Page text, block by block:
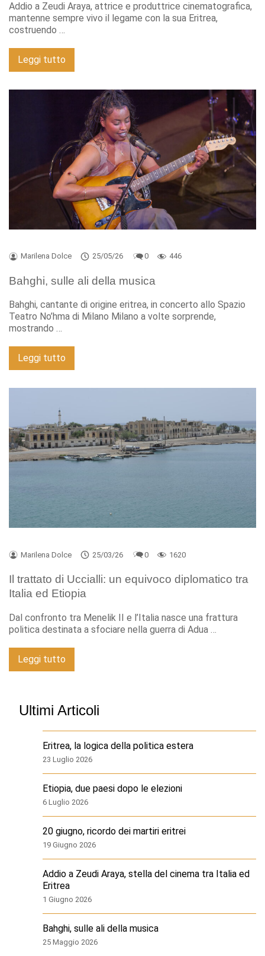
Addio a Zeudi Araya, attrice e produttrice cinematografica,
mantenne sempre vivo il legame con la sua Eritrea,
costruendo …
Leggi tutto
Marilena Dolce 25/05/26 0 446
Bahghi, sulle ali della musica
Bahghi, cantante di origine eritrea, in concerto allo Spazio
Teatro No’hma di Milano Milano a volte sorprende,
mostrando …
Leggi tutto
Marilena Dolce 25/03/26 0 1620
Il trattato di Uccialli: un equivoco diplomatico tra
Italia ed Etiopia
Dal confronto tra Menelik II e l’Italia nasce una frattura
politica destinata a sfociare nella guerra di Adua …
Leggi tutto
Ultimi Articoli
Eritrea, la logica della politica estera
23 Luglio 2026
Etiopia, due paesi dopo le elezioni
6 Luglio 2026
20 giugno, ricordo dei martiri eritrei
19 Giugno 2026
Addio a Zeudi Araya, stella del cinema tra Italia ed
Eritrea
1 Giugno 2026
Bahghi, sulle ali della musica
25 Maggio 2026